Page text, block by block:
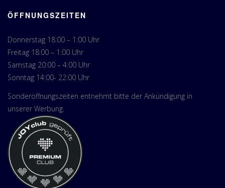
ÖFFNUNGSZEITEN
Donnerstag 18:00 – 1:00 Uhr
Freitag 18:00 – 1:00 Uhr
Samstag 20:00 – 4:00 Uhr
Sonntag 14:00- 22:00 Uhr
Sonderöffnungszeiten entnehmt bitte der Ankündigung in
unserer Werbung.